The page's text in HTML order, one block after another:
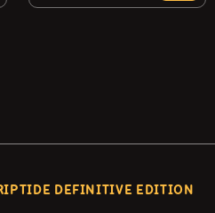
DEFINITIVE EDITION